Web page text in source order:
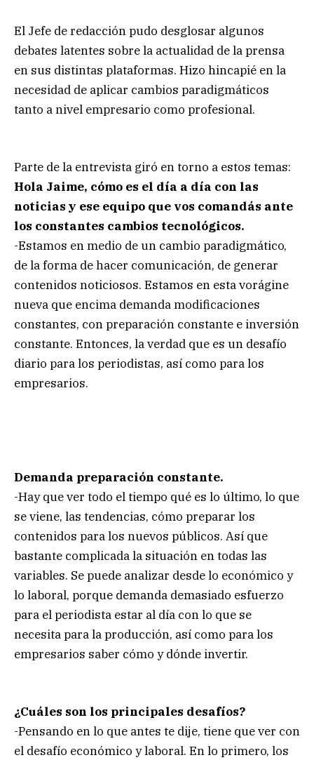
El Jefe de redacción pudo desglosar algunos
debates latentes sobre la actualidad de la prensa
en sus distintas plataformas. Hizo hincapié en la
necesidad de aplicar cambios paradigmáticos
tanto a nivel empresario como profesional.
Parte de la entrevista giró en torno a estos temas:
Hola Jaime, cómo es el día a día con las
noticias y ese equipo que vos comandás ante
los constantes cambios tecnológicos.
-Estamos en medio de un cambio paradigmático,
de la forma de hacer comunicación, de generar
contenidos noticiosos. Estamos en esta vorágine
nueva que encima demanda modificaciones
constantes, con preparación constante e inversión
constante. Entonces, la verdad que es un desafío
diario para los periodistas, así como para los
empresarios.
Demanda preparación constante.
-Hay que ver todo el tiempo qué es lo último, lo que
se viene, las tendencias, cómo preparar los
contenidos para los nuevos públicos. Así que
bastante complicada la situación en todas las
variables. Se puede analizar desde lo económico y
lo laboral, porque demanda demasiado esfuerzo
para el periodista estar al día con lo que se
necesita para la producción, así como para los
empresarios saber cómo y dónde invertir.
¿Cuáles son los principales desafíos?
-Pensando en lo que antes te dije, tiene que ver con
el desafío económico y laboral. En lo primero, los